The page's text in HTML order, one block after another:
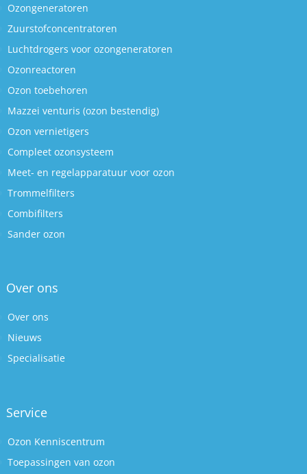
Ozongeneratoren
Zuurstofconcentratoren
Luchtdrogers voor ozongeneratoren
Ozonreactoren
Ozon toebehoren
Mazzei venturis (ozon bestendig)
Ozon vernietigers
Compleet ozonsysteem
Meet- en regelapparatuur voor ozon
Trommelfilters
Combifilters
Sander ozon
Over ons
Over ons
Nieuws
Specialisatie
Service
Ozon Kenniscentrum
Toepassingen van ozon